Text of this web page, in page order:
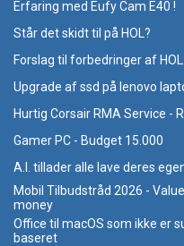
Erfaring med Eufy Cam E40 !
Står det skidt til på HOL?
Forslag til forbedringer af HOL.
Upgrade af ssd på lenovo
Hurtig Corsair RMA Service -
Gamer PC - Budget 15.000
A.I. tillader alle lave deres
Mobil Tilbudstråd 2026 -
money
Office til macOS som ikke er
baseret